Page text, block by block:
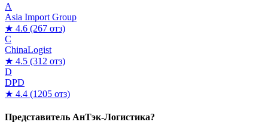
A
Asia Import Group
★ 4.6 (267 отз)
C
ChinaLogist
★ 4.5 (312 отз)
D
DPD
★ 4.4 (1205 отз)
Представитель АнТэк-Логистика?